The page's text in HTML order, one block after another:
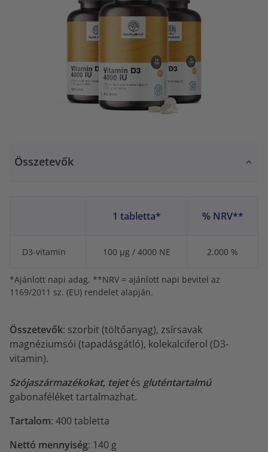
Összetevők
1 tabletta* % NRV**
D3-vitamin 100 µg / 4000 NE 2.000 %
*Ajánlott napi adag. **NRV = ajánlott napi bevitel az
1169/2011 sz. (EU) rendelet alapján.
Összetevők: szorbit (töltőanyag), zsírsavak
magnéziumsói (tapadásgátló), kolekalciferol (D3-
vitamin).
Szójaszármazékokat, tejetés gluténtartalmú
gabonaféléket tartalmazhat.
Tartalom: 400 tabletta
Nettó mennyiség: 140 g